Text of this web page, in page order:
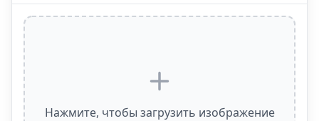
Нажмите, чтобы загрузить изображение